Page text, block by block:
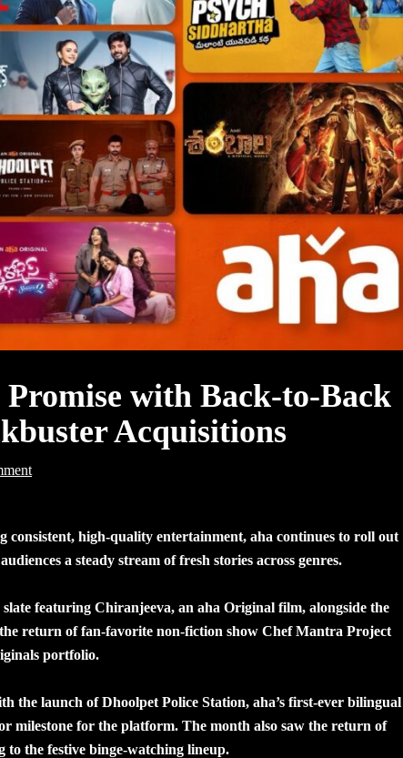
with Back-to-Back
Acquisitions
consistent, high-quality entertainment, aha continues to roll out
a steady stream of fresh stories across genres.
featuring Chiranjeeva, an aha Original film, alongside the
return of fan-favorite non-fiction show Chef Mantra Project
portfolio.
the launch of Dhoolpet Police Station, aha’s first-ever bilingual
milestone for the platform. The month also saw the return of
to the festive binge-watching lineup.